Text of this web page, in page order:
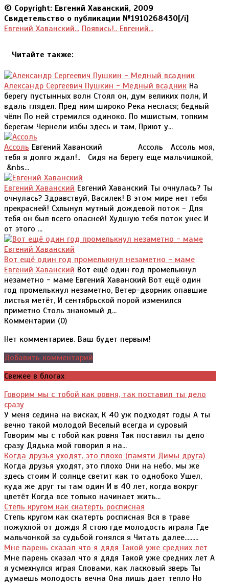
© Copyright: Евгений Хаванский, 2009
Свидетельство о публикации №1910268430[/i]
Евгений Хаванский... Появись!.. Евгений...
Читайте также:
Александр Сергеевич Пушкин - Медный всадник На
берегу пустынных волн Стоял он, дум великих полн, И
вдаль глядел. Пред ним широко Река неслася; бедный
чёлн По ней стремился одиноко. По мшистым, топким
берегам Чернели избы здесь и там, Приют у...
Ассоль Евгений Хаванский Ассоль Ассоль моя,
тебя я долго ждал!.. Сидя на берегу еще мальчишкой,
&nbs...
Евгений Хаванский Евгений Хаванский Ты очнулась? Ты
очнулась? Здравствуй, Василек! В этом мире нет тебя
прекрасней! Схлынул мутный дождевой поток - Для
тебя он был всего опасней! Худшую тебя поток унес И
от этого ...
Вот ещё один год промелькнул незаметно - маме
Евгений Хаванский Вот ещё один год промелькнул
незаметно - маме Евгений Хаванский Вот ещё один
год промелькнул незаметно, Ветер-дворник опавшие
листья метёт, И сентябрьской порой изменился
приметно Столь знакомый д...
Комментарии (0)
Нет комментариев. Ваш будет первым!
Добавить комментарий
Свежее в блогах
Говорим мы с тобой как ровня, так поставил ты дело
сразу
У меня седина на висках, К 40 уж подходят годы А ты
вечно такой молодой Веселый всегда и суровый
Говорим мы с тобой как ровня Так поставил ты дело
сразу Дядька мой говорил я на...
Когда друзья уходят, это плохо (памяти Димы друга)
Когда друзья уходят, это плохо Они на небо, мы же
здесь стоим И солнце светит как то однобоко Ушел,
куда же друг ты там один И в 40 лет, когда вокруг
цветёт Когда все только начинает жить...
Степь кругом как скатерть росписная
Степь кругом как скатерть росписная Вся в траве
пожухлой от дождя Я стою где молодость играла Где
мальчонкой за судьбой гонялся я Читать далее.........
Мне парень сказал что я дядя Такой уже средних лет
Мне парень сказал что я дядя Такой уже средних лет А
я усмехнулся играя Словами, как ласковый зверь Ты
думаешь молодость вечна Она лишь дает тепло Но